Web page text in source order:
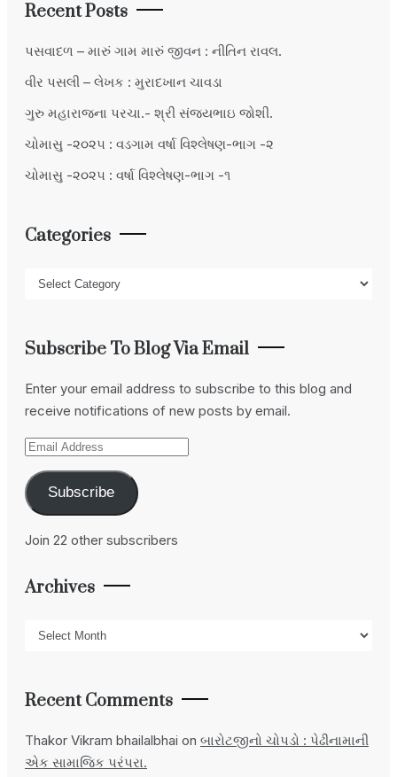
Recent Posts
પસવાદળ – મારું ગામ મારું જીવન : નીતિન રાવલ.
વીર પસલી – લેખક : મુરાદખાન ચાવડા
ગુરુ મહારાજના પરચા.- શ્રી સંજયભાઇ જોશી.
ચોમાસુ -૨૦૨૫ : વડગામ વર્ષા વિશ્લેષણ-ભાગ -૨
ચોમાસુ -૨૦૨૫ : વર્ષા વિશ્લેષણ-ભાગ -૧
Categories
Subscribe To Blog Via Email
Enter your email address to subscribe to this blog and
receive notifications of new posts by email.
Email
Address
Subscribe
Join 22 other subscribers
Archives
Recent Comments
Thakor Vikram bhailalbhai on બારોટજીનો ચોપડો : પેઢીનામાની
એક સામાજિક પરંપરા.